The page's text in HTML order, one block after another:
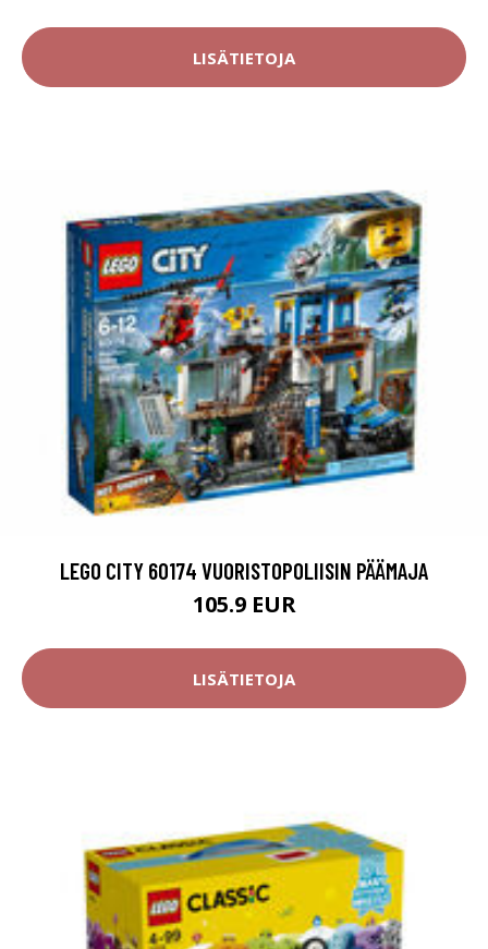
LISÄTIETOJA
LEGO CITY 60174 VUORISTOPOLIISIN PÄÄMAJA
105.9 EUR
LISÄTIETOJA